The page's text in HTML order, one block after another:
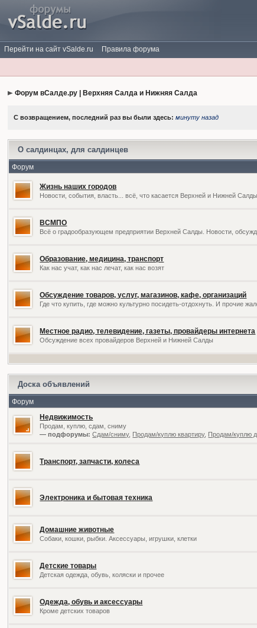
Перейти на сайт vSalde.ru Правила форума
Форум вСалде.ру | Верхняя Салда и Нижняя Салда
С возвращением, последний раз вы были здесь:минуту назад
О салдинцах, для салдинцев
Форум
Жизнь наших городов
Новости, события, власть... всё, что касается Верхней и Нижней Салды
ВСМПО
Всё о градообразующем предприятии Верхней Салды. Новости,
Образование, медицина, транспорт
Как нас учат, как нас лечат, как нас возят
Обсуждение товаров, услуг, магазинов, кафе, организаций
Где что купить, где можно культурно посидеть-отдохнуть. И прочие
Местное радио, телевидение, газеты, провайдеры интернета
Обсуждение всех провайдеров Верхней и Нижней Салды
Доска объявлений
Форум
Недвижимость
Продам, куплю, сдам, сниму
— подфорумы: Сдам/сниму, Продам/куплю квартиру, Продам/куплю
Транспорт, запчасти, колеса
Электроника и бытовая техника
Домашние животные
Собаки, кошки, рыбки. Аксессуары, игрушки, клетки
Детские товары
Детская одежда, обувь, коляски и прочее
Одежда, обувь и аксессуары
Кроме детских товаров